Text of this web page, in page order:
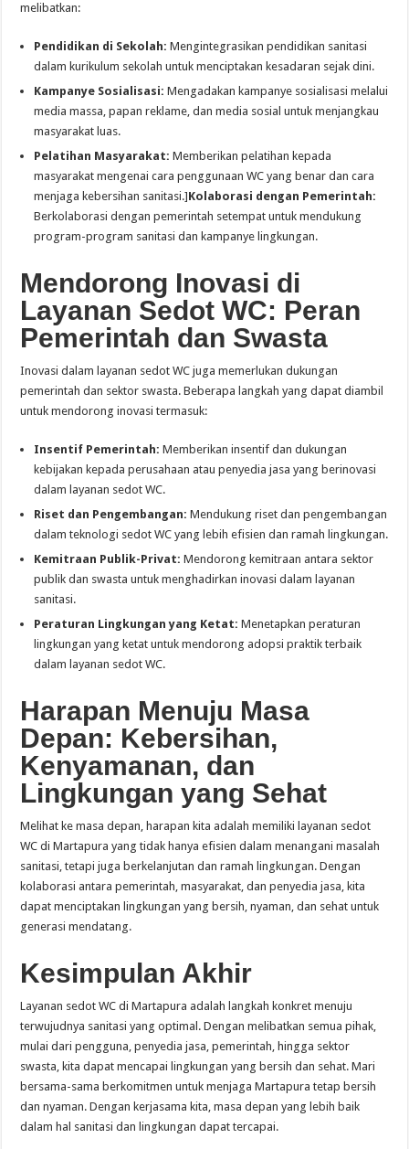
melibatkan:
Pendidikan di Sekolah: Mengintegrasikan pendidikan sanitasi
dalam kurikulum sekolah untuk menciptakan kesadaran sejak dini.
Kampanye Sosialisasi: Mengadakan kampanye sosialisasi melalui
media massa, papan reklame, dan media sosial untuk menjangkau
masyarakat luas.
Pelatihan Masyarakat: Memberikan pelatihan kepada
masyarakat mengenai cara penggunaan WC yang benar dan cara
menjaga kebersihan sanitasi.]Kolaborasi dengan Pemerintah:
Berkolaborasi dengan pemerintah setempat untuk mendukung
program-program sanitasi dan kampanye lingkungan.
Mendorong Inovasi di
Layanan Sedot WC: Peran
Pemerintah dan Swasta
Inovasi dalam layanan sedot WC juga memerlukan dukungan
pemerintah dan sektor swasta. Beberapa langkah yang dapat diambil
untuk mendorong inovasi termasuk:
Insentif Pemerintah: Memberikan insentif dan dukungan
kebijakan kepada perusahaan atau penyedia jasa yang berinovasi
dalam layanan sedot WC.
Riset dan Pengembangan: Mendukung riset dan pengembangan
dalam teknologi sedot WC yang lebih efisien dan ramah lingkungan.
Kemitraan Publik-Privat: Mendorong kemitraan antara sektor
publik dan swasta untuk menghadirkan inovasi dalam layanan
sanitasi.
Peraturan Lingkungan yang Ketat: Menetapkan peraturan
lingkungan yang ketat untuk mendorong adopsi praktik terbaik
dalam layanan sedot WC.
Harapan Menuju Masa
Depan: Kebersihan,
Kenyamanan, dan
Lingkungan yang Sehat
Melihat ke masa depan, harapan kita adalah memiliki layanan sedot
WC di Martapura yang tidak hanya efisien dalam menangani masalah
sanitasi, tetapi juga berkelanjutan dan ramah lingkungan. Dengan
kolaborasi antara pemerintah, masyarakat, dan penyedia jasa, kita
dapat menciptakan lingkungan yang bersih, nyaman, dan sehat untuk
generasi mendatang.
Kesimpulan Akhir
Layanan sedot WC di Martapura adalah langkah konkret menuju
terwujudnya sanitasi yang optimal. Dengan melibatkan semua pihak,
mulai dari pengguna, penyedia jasa, pemerintah, hingga sektor
swasta, kita dapat mencapai lingkungan yang bersih dan sehat. Mari
bersama-sama berkomitmen untuk menjaga Martapura tetap bersih
dan nyaman. Dengan kerjasama kita, masa depan yang lebih baik
dalam hal sanitasi dan lingkungan dapat tercapai.